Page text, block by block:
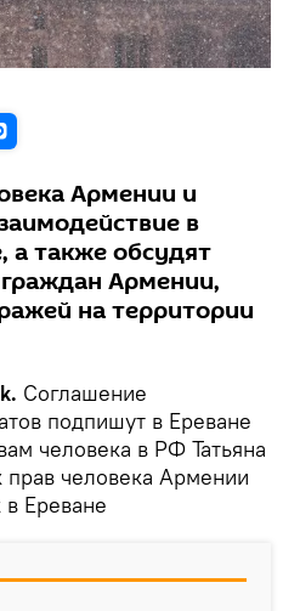
Армении и
в
а также обсудят
Армении,
на территории
Cоглашение
подпишут в Ереване
человека в РФ Татьяна
человека Армении
Ереване